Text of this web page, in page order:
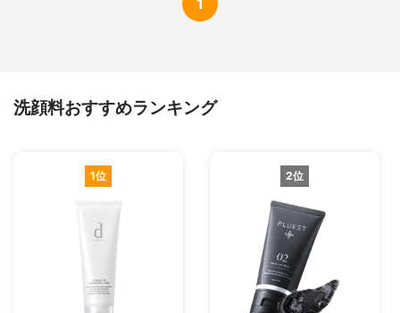
1
洗顔料おすすめランキング
1位 2位